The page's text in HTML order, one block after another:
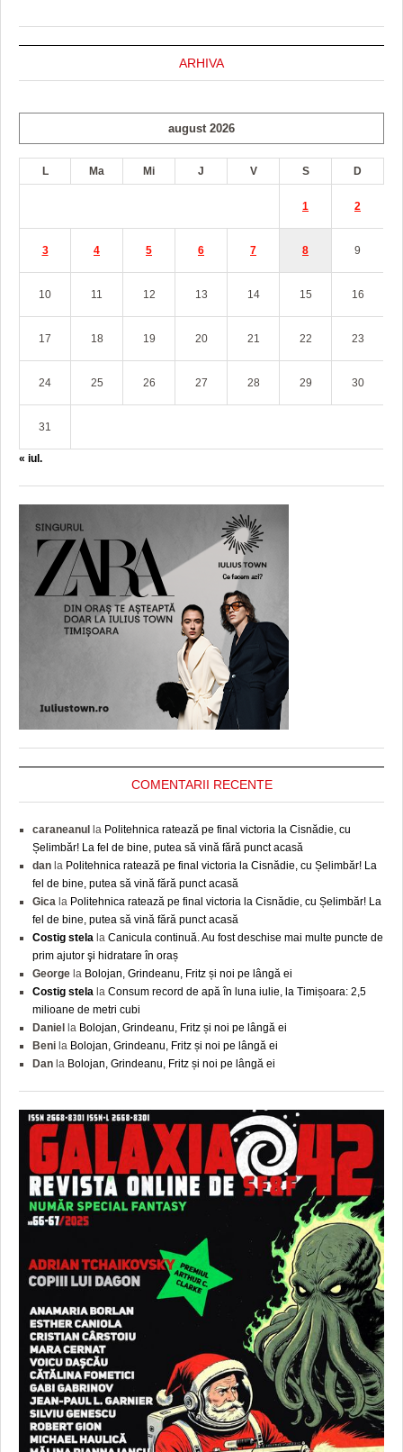
ARHIVA
august 2026
L Ma Mi J V S D
1 2
3 4 5 6 7 8 9
10 11 12 13 14 15 16
17 18 19 20 21 22 23
24 25 26 27 28 29 30
31
« iul.
COMENTARII RECENTE
caraneanul la Politehnica ratează pe final victoria la Cisnădie, cu
Șelimbăr! La fel de bine, putea să vină fără punct acasă
dan la Politehnica ratează pe final victoria la Cisnădie, cu Șelimbăr! La
fel de bine, putea să vină fără punct acasă
Gica la Politehnica ratează pe final victoria la Cisnădie, cu Șelimbăr! La
fel de bine, putea să vină fără punct acasă
Costig stela la Canicula continuă. Au fost deschise mai multe puncte de
prim ajutor şi hidratare în oraș
George la Bolojan, Grindeanu, Fritz și noi pe lângă ei
Costig stela la Consum record de apă în luna iulie, la Timișoara: 2,5
milioane de metri cubi
Daniel
la Bolojan, Grindeanu, Fritz și noi pe lângă ei
Beni la Bolojan, Grindeanu, Fritz și noi pe lângă ei
Dan la Bolojan, Grindeanu, Fritz și noi pe lângă ei